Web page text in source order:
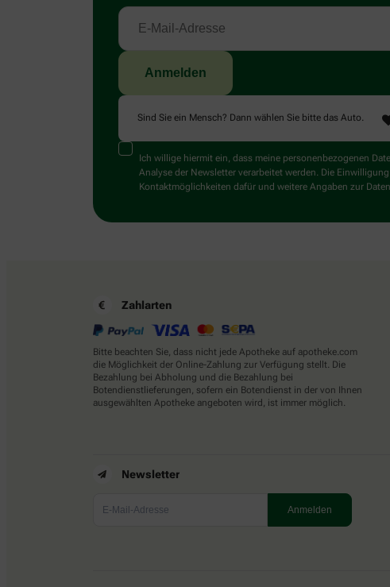
Sind Sie ein Mensch? Dann wählen Sie bitte das Auto.
Sie
ein
Ich willige hiermit ein, dass meine personenbezogenen
Analyse der Newsletter verarbeitet werden. Die
Kontaktmöglichkeiten dafür und weitere Angaben zur
Zahlarten
Bitte beachten Sie, dass nicht jede Apotheke auf apotheke.com
die Möglichkeit der Online-Zahlung zur Verfügung stellt. Die
Bezahlung bei Abholung und die Bezahlung bei
Botendienstlieferungen, sofern ein Botendienst in der von Ihnen
ausgewählten Apotheke angeboten wird, ist immer möglich.
Newsletter